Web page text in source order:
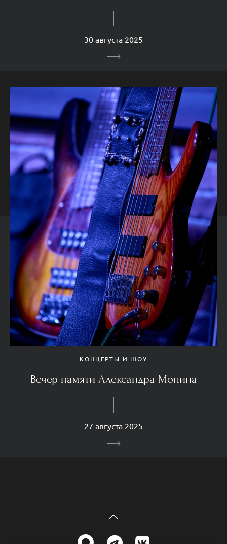
30 августа 2025
КОНЦЕРТЫ И ШОУ
Вечер памяти Александра Монина
27 августа 2025